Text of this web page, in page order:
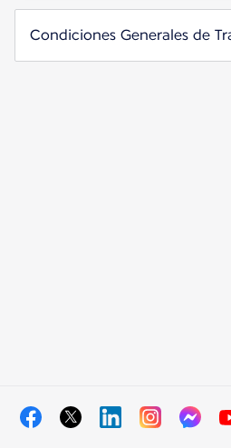
Condiciones Generales de